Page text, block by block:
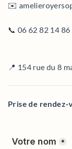
✉️
📞 06 62 82 14 86
📍 154 rue du 8
Prise de rendez-